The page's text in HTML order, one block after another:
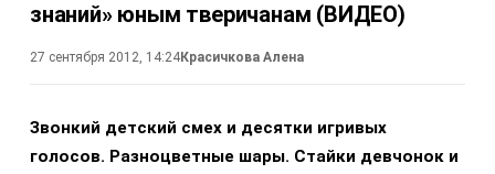
знаний» юным тверичанам (ВИДЕО)
27 сентября 2012, 14:24Красичкова Алена
Звонкий детский смех и десятки игривых
голосов. Разноцветные шары. Стайки девчонок и